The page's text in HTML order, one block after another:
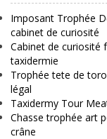
Imposant Trophée
cabinet de curiosité
Cabinet de curiosité
taxidermie
Trophée tete de
légal
Taxidermy Tour
Chasse trophée art
crâne